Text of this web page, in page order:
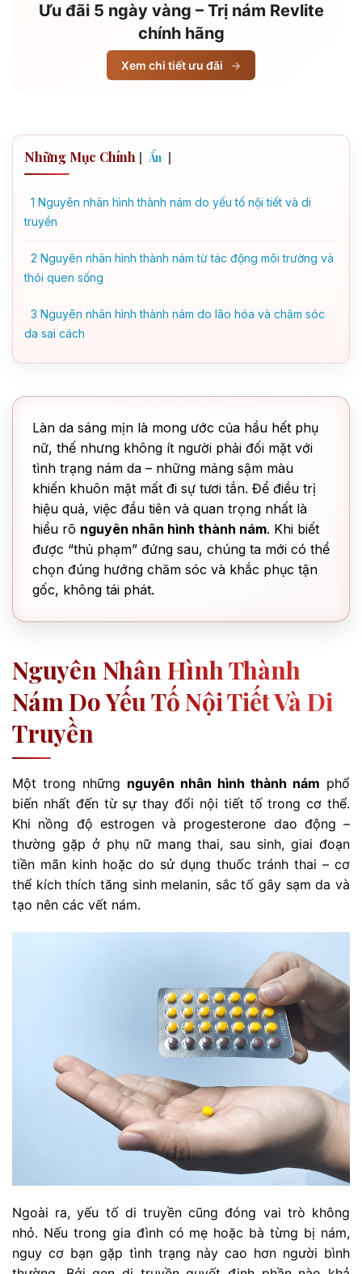
Ưu đãi 5 ngày vàng – Trị nám Revlite
chính hãng
Xem chi tiết ưu đãi →
Những Mục Chính [ Ẩn ]
1 Nguyên nhân hình thành nám do yếu tố nội tiết và di
truyền
2 Nguyên nhân hình thành nám từ tác động môi trường và
thói quen sống
3 Nguyên nhân hình thành nám do lão hóa và chăm sóc
da sai cách
Làn da sáng mịn là mong ước của hầu hết phụ
nữ, thế nhưng không ít người phải đối mặt với
tình trạng nám da – những mảng sậm màu
khiến khuôn mặt mất đi sự tươi tắn. Để điều trị
hiệu quả, việc đầu tiên và quan trọng nhất là
hiểu rõ nguyên nhân hình thành nám. Khi biết
được “thủ phạm” đứng sau, chúng ta mới có thể
chọn đúng hướng chăm sóc và khắc phục tận
gốc, không tái phát.
Nguyên Nhân Hình Thành
Nám Do Yếu Tố Nội Tiết Và Di
Truyền
Một trong những nguyên nhân hình thành nám phổ
biến nhất đến từ sự thay đổi nội tiết tố trong cơ thể.
Khi nồng độ estrogen và progesterone dao động –
thường gặp ở phụ nữ mang thai, sau sinh, giai đoạn
tiền mãn kinh hoặc do sử dụng thuốc tránh thai – cơ
thể kích thích tăng sinh melanin, sắc tố gây sạm da và
tạo nên các vết nám.
Ngoài ra, yếu tố di truyền cũng đóng vai trò không
nhỏ. Nếu trong gia đình có mẹ hoặc bà từng bị nám,
nguy cơ bạn gặp tình trạng này cao hơn người bình